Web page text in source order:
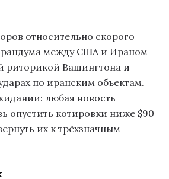
относительно скорого
между США и Ираном
риторикой Вашингтона и
по иранским объектам.
любая новость
опустить котировки ниже $90
их к трёхзначным